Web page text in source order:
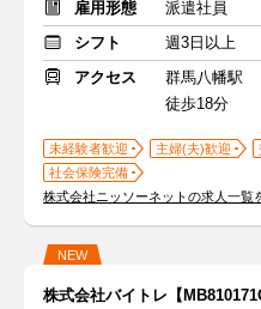
雇用形態
派遣社員
シフト
週3日以上
アクセス
群馬八幡駅
徒歩18分
未経験者歓迎 主婦(夫)歓迎
社会保険完備
株式会社ニッソーネットの求人一覧
NEW
株式会社バイトレ【